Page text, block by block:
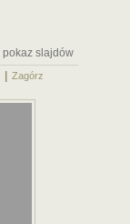
pokaz slajdów
Zagórz